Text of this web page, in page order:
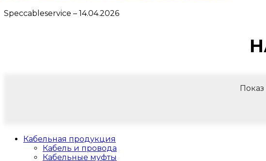
Speccableservice – 14.04.2026
Кабельная продукция
Кабель и провода
Кабельные муфты